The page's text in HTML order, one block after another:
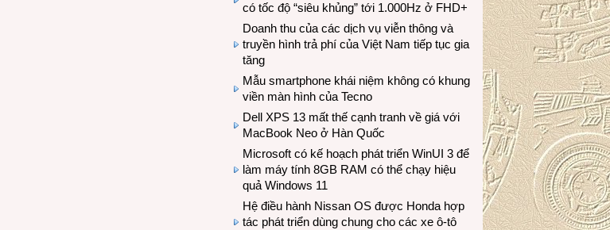
có tốc độ “siêu khủng” tới 1.000Hz ở FHD+
Doanh thu của các dịch vụ viễn thông và
truyền hình trả phí của Việt Nam tiếp tục gia
tăng
Mẫu smartphone khái niệm không có khung
viền màn hình của Tecno
Dell XPS 13 mất thế cạnh tranh về giá với
MacBook Neo ở Hàn Quốc
Microsoft có kế hoạch phát triển WinUI 3 để
làm máy tính 8GB RAM có thể chạy hiệu
quả Windows 11
Hệ điều hành Nissan OS được Honda hợp
tác phát triển dùng chung cho các xe ô-tô